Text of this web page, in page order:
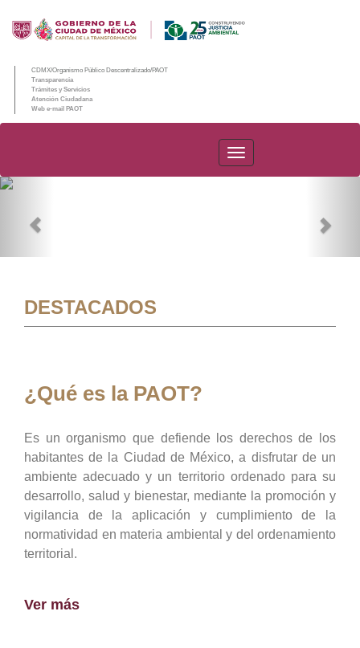
CDMX/Organismo Público Descentralizado/PAOT
Transparencia
Trámites y Servicios
Atención Ciudadana
Web e-mail PAOT
PAOT
DESTACADOS
¿Qué es la PAOT?
Es un organismo que defiende los derechos de los
habitantes de la Ciudad de México, a disfrutar de un
ambiente adecuado y un territorio ordenado para su
desarrollo, salud y bienestar, mediante la promoción y
vigilancia de la aplicación y cumplimiento de la
normatividad en materia ambiental y del ordenamiento
territorial.
Ver más